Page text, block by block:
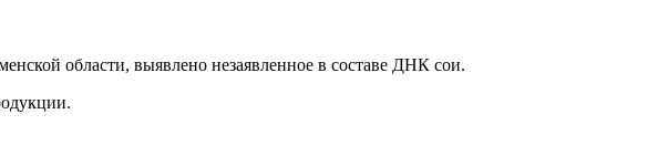
области, выявлено незаявленное в составе ДНК сои.